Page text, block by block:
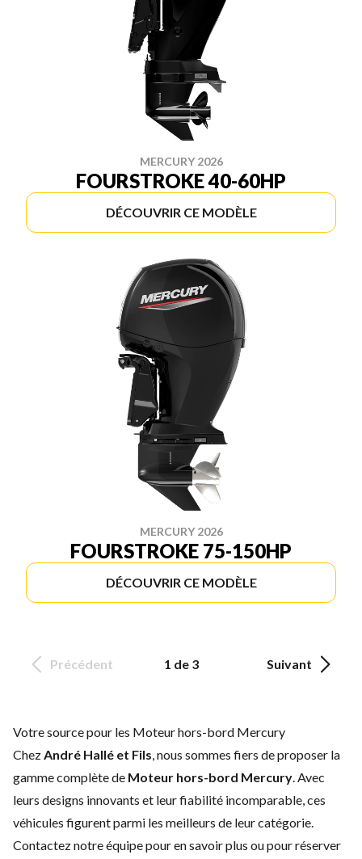
MERCURY 2026
FOURSTROKE 40-60HP
DÉCOUVRIR CE MODÈLE
MERCURY 2026
FOURSTROKE 75-150HP
DÉCOUVRIR CE MODÈLE
Précédent 1 de 3 Suivant
Votre source pour les Moteur hors-bord Mercury
ChezAndré Hallé et Fils, nous sommes fiers de proposer la
gamme complète de Moteur hors-bord Mercury. Avec
leurs designs innovants et leur fiabilité incomparable, ces
véhicules figurent parmi les meilleurs de leur catégorie.
Contactez notre équipepour en savoir plus ou pour réserver